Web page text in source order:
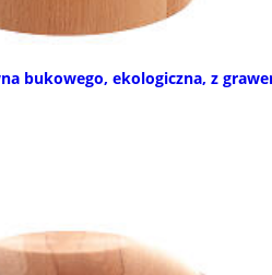
bukowego, ekologiczna, z